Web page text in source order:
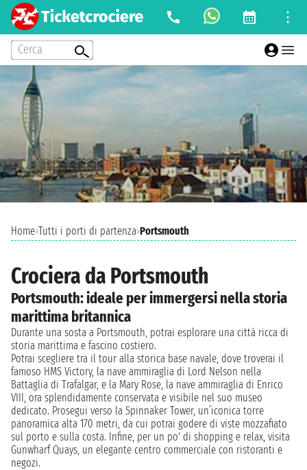
Cerca
Home›Tutti i porti di partenza›Portsmouth
Crociera da Portsmouth
Portsmouth: ideale per immergersi nella storia
marittima britannica
Durante una sosta a Portsmouth, potrai esplorare una città ricca di
storia marittima e fascino costiero.
Potrai scegliere tra il tour alla storica base navale, dove troverai il
famoso HMS Victory, la nave ammiraglia di Lord Nelson nella
Battaglia di Trafalgar, e la Mary Rose, la nave ammiraglia di Enrico
VIII, ora splendidamente conservata e visibile nel suo museo
dedicato. Prosegui verso la Spinnaker Tower, un’iconica torre
panoramica alta 170 metri, da cui potrai godere di viste mozzafiato
sul porto e sulla costa. Infine, per un po' di shopping e relax, visita
Gunwharf Quays, un elegante centro commerciale con ristoranti e
negozi.